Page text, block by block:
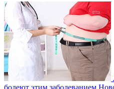
болеют этим заболеванием